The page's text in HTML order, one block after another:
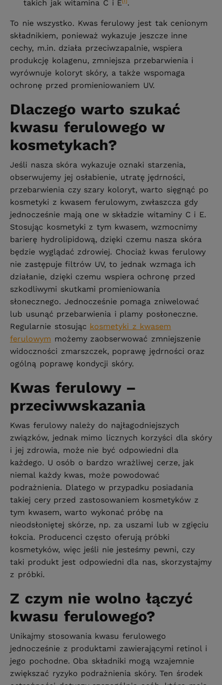
takich jak witamina C i E
.
To nie wszystko. Kwas ferulowy jest tak cenionym
składnikiem, ponieważ wykazuje jeszcze inne
cechy, m.in. działa przeciwzapalnie, wspiera
produkcję kolagenu, zmniejsza przebarwienia i
wyrównuje koloryt skóry, a także wspomaga
ochronę przed promieniowaniem UV.
Dlaczego warto szukać
kwasu ferulowego w
kosmetykach?
Jeśli nasza skóra wykazuje oznaki starzenia,
obserwujemy jej osłabienie, utratę jędrności,
przebarwienia czy szary koloryt, warto sięgnąć po
kosmetyki z kwasem ferulowym, zwłaszcza gdy
jednocześnie mają one w składzie witaminy C i E.
Stosując kosmetyki z tym kwasem, wzmocnimy
barierę hydrolipidową, dzięki czemu nasza skóra
będzie wyglądać zdrowiej. Chociaż kwas ferulowy
nie zastępuje filtrów UV, to jednak wzmaga ich
działanie, dzięki czemu wspiera ochronę przed
szkodliwymi skutkami promieniowania
słonecznego. Jednocześnie pomaga zniwelować
lub usunąć przebarwienia i plamy posłoneczne.
Regularnie stosując kosmetyki z kwasem
ferulowym możemy zaobserwować zmniejszenie
widoczności zmarszczek, poprawę jędrności oraz
ogólną poprawę kondycji skóry.
Kwas ferulowy –
przeciwwskazania
Kwas ferulowy należy do najłagodniejszych
związków, jednak mimo licznych korzyści dla skóry
i jej zdrowia, może nie być odpowiedni dla
każdego. U osób o bardzo wrażliwej cerze, jak
niemal każdy kwas, może powodować
podrażnienia. Dlatego w przypadku posiadania
takiej cery przed zastosowaniem kosmetyków z
tym kwasem, warto wykonać próbę na
nieodsłoniętej skórze, np. za uszami lub w zgięciu
łokcia. Producenci często oferują próbki
kosmetyków, więc jeśli nie jesteśmy pewni, czy
taki produkt jest odpowiedni dla nas, skorzystajmy
z próbki.
Z czym nie wolno łączyć
kwasu ferulowego?
Unikajmy stosowania kwasu ferulowego
jednocześnie z produktami zawierającymi retinol i
jego pochodne. Oba składniki mogą wzajemnie
zwiększać ryzyko podrażnienia skóry. Ten środek